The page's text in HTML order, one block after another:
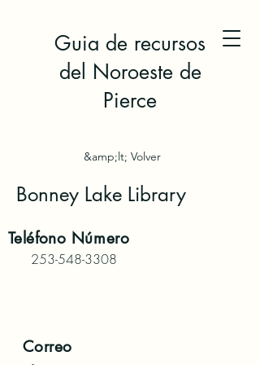
Guia de recursos
del Noroeste de
Pierce
&amp;lt; Volver
Bonney Lake Library
Teléfono Número
253-548-3308
Correo